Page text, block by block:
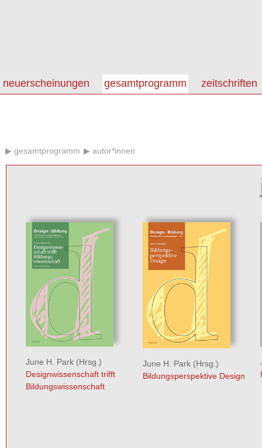
neuerscheinungen gesamtprogramm zeitschriften
gesamtprogramm autor*innen
June H. Park (Hrsg.)
Designwissenschaft trifft
Bildungswissenschaft
June H. Park (Hrsg.)
Bildungsperspektive Design